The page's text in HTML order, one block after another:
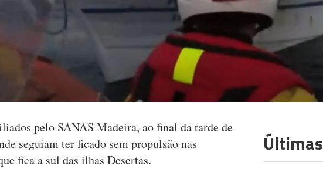
pelo SANAS Madeira, ao final da tarde de
seguiam ter ficado sem propulsão nas
fica a sul das ilhas Desertas.
Últimas